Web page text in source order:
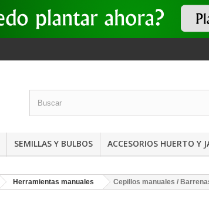
SEMILLAS Y BULBOS ACCESORIOS HUERTO Y
Herramientas manuales Cepillos manuales /